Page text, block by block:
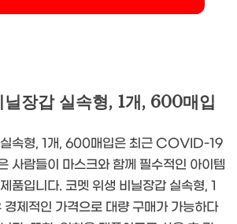
닐장갑 실속형, 1개, 600매입
실속형, 1개, 600매입은 최근 COVID-19
사람들이 마스크와 함께 필수적인 아이템
품입니다. 코멧 위생 비닐장갑 실속형, 1
제적인 가격으로 대량 구매가 가능하다